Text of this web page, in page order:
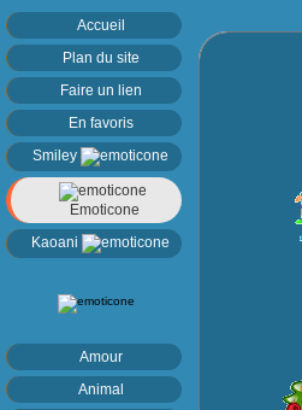
Accueil
Plan du site
Faire un lien
En favoris
Smiley
Emoticone
Kaoani
Amour
Animal